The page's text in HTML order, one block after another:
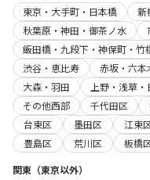
東京・大手町・日本橋
新
秋葉原・神田・御茶ノ水
飯田橋・九段下・神保町・竹
渋谷・恵比寿
赤坂・六本
大森・羽田
上野・浅草
その他西部
千代田区
台東区
墨田区 江東
豊島区
荒川区
板橋
関東（東京以外）